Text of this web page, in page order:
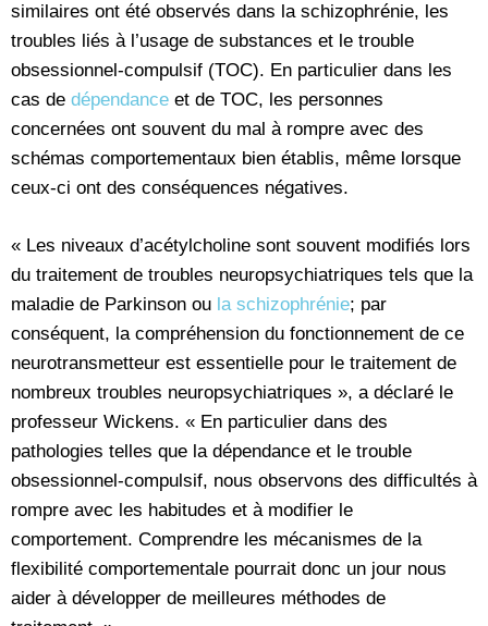
similaires ont été observés dans la schizophrénie, les
troubles liés à l’usage de substances et le trouble
obsessionnel-compulsif (TOC). En particulier dans les
cas de dépendance et de TOC, les personnes
concernées ont souvent du mal à rompre avec des
schémas comportementaux bien établis, même lorsque
ceux-ci ont des conséquences négatives.
« Les niveaux d’acétylcholine sont souvent modifiés lors
du traitement de troubles neuropsychiatriques tels que la
maladie de Parkinson ou la schizophrénie; par
conséquent, la compréhension du fonctionnement de ce
neurotransmetteur est essentielle pour le traitement de
nombreux troubles neuropsychiatriques », a déclaré le
professeur Wickens. « En particulier dans des
pathologies telles que la dépendance et le trouble
obsessionnel-compulsif, nous observons des difficultés à
rompre avec les habitudes et à modifier le
comportement. Comprendre les mécanismes de la
flexibilité comportementale pourrait donc un jour nous
aider à développer de meilleures méthodes de